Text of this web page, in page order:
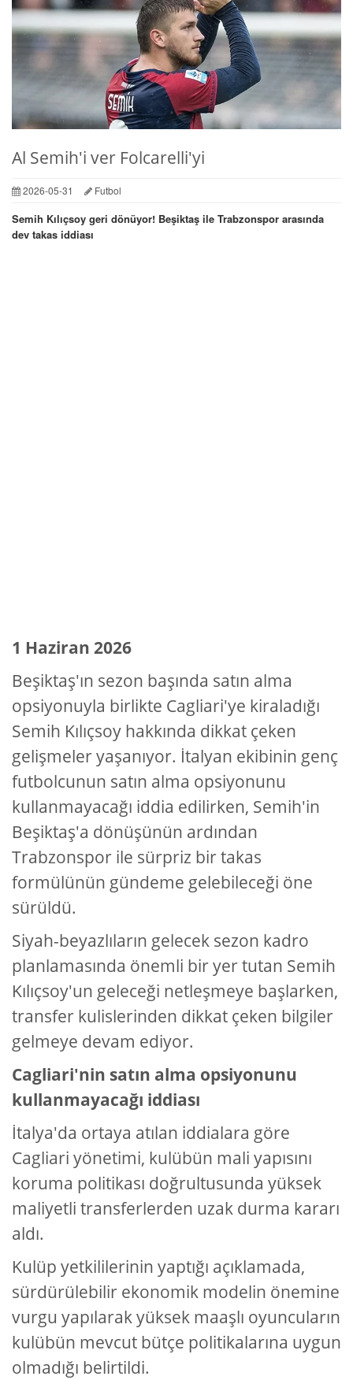
Al Semih'i ver Folcarelli'yi
2026-05-31 Futbol
Semih Kılıçsoy geri dönüyor! Beşiktaş ile Trabzonspor arasında
dev takas iddiası
1 Haziran 2026
Beşiktaş'ın sezon başında satın alma
opsiyonuyla birlikte Cagliari'ye kiraladığı
Semih Kılıçsoy hakkında dikkat çeken
gelişmeler yaşanıyor. İtalyan ekibinin genç
futbolcunun satın alma opsiyonunu
kullanmayacağı iddia edilirken, Semih'in
Beşiktaş'a dönüşünün ardından
Trabzonspor ile sürpriz bir takas
formülünün gündeme gelebileceği öne
sürüldü.
Siyah-beyazlıların gelecek sezon kadro
planlamasında önemli bir yer tutan Semih
Kılıçsoy'un geleceği netleşmeye başlarken,
transfer kulislerinden dikkat çeken bilgiler
gelmeye devam ediyor.
Cagliari'nin satın alma opsiyonunu
kullanmayacağı iddiası
İtalya'da ortaya atılan iddialara göre
Cagliari yönetimi, kulübün mali yapısını
koruma politikası doğrultusunda yüksek
maliyetli transferlerden uzak durma kararı
aldı.
Kulüp yetkililerinin yaptığı açıklamada,
sürdürülebilir ekonomik modelin önemine
vurgu yapılarak yüksek maaşlı oyuncuların
kulübün mevcut bütçe politikalarına uygun
olmadığı belirtildi.